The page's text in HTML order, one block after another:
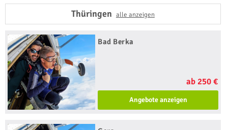
Thüringen alle anzeigen
Bad Berka
ab 250 €
Angebote anzeigen